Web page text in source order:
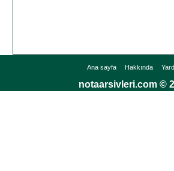
Ana sayfa Hakkında
notaarsivleri.com ©